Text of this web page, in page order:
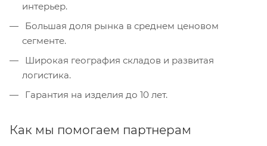
интерьер.
Большая доля рынка в среднем ценовом
сегменте.
Широкая география складов и развитая
логистика.
Гарантия на изделия до 10 лет.
Как мы помогаем партнерам